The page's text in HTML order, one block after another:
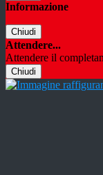
Informazione
Chiudi
Attendere...
Attendere il
Chiudi